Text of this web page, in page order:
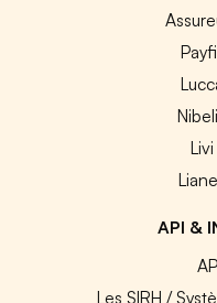
API &
Les SIRH /